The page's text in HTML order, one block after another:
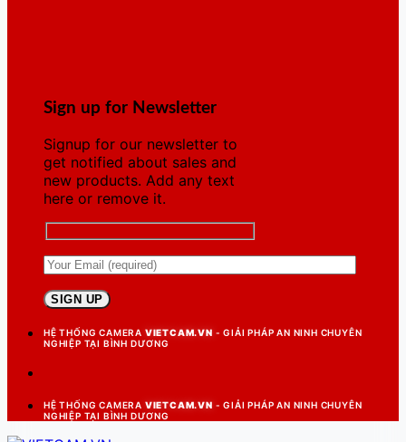
Sign up for Newsletter
Signup for our newsletter to
get notified about sales and
new products. Add any text
here or remove it.
HỆ THỐNG CAMERA VIETCAM.VN - GIẢI PHÁP AN NINH CHUYÊN
NGHIỆP TẠI BÌNH DƯƠNG
HỆ THỐNG CAMERA VIETCAM.VN - GIẢI PHÁP AN NINH CHUYÊN
NGHIỆP TẠI BÌNH DƯƠNG